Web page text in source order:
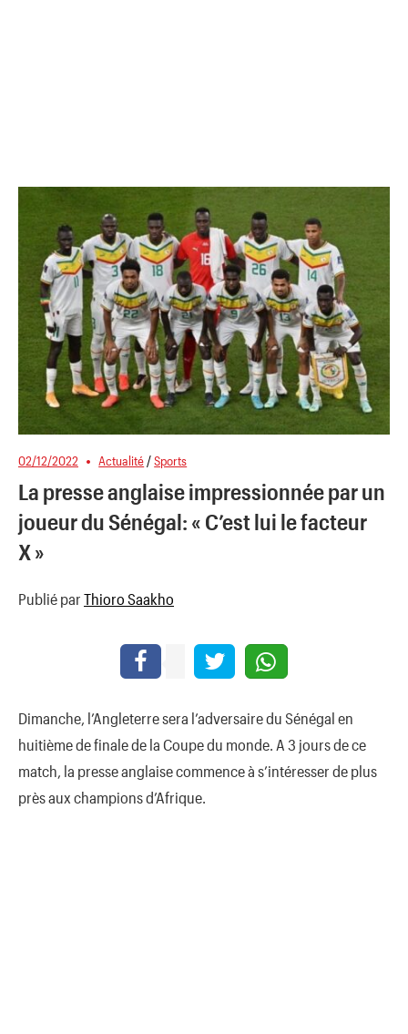
02/12/2022 Actualité /Sports
La presse anglaise impressionnée par un
joueur du Sénégal: « C’est lui le facteur
X »
Publié par Thioro Saakho
Dimanche, l’Angleterre sera l’adversaire du Sénégal en
huitième de finale de la Coupe du monde. A 3 jours de ce
match, la presse anglaise commence à s’intéresser de plus
près aux champions d’Afrique.